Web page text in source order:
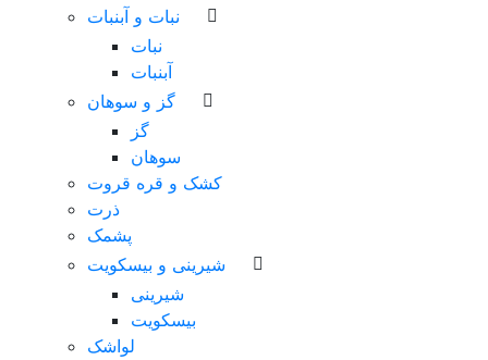
نبات و آبنبات
نبات
آبنبات
گز و سوهان
گز
سوهان
کشک و قره قروت
ذرت
پشمک
شیرینی و بیسکویت
شیرینی
بیسکویت
لواشک